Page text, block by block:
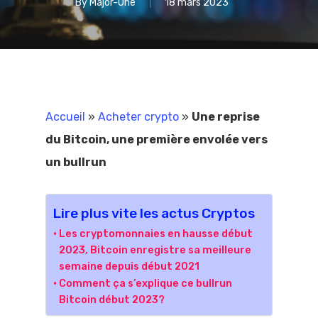
By Major-One 18 mars 2023
Accueil » Acheter crypto » Une reprise
du Bitcoin, une première envolée vers
un bullrun
Lire plus vite les actus Cryptos
Les cryptomonnaies en hausse début
2023, Bitcoin enregistre sa meilleure
semaine depuis début 2021
Comment ça s’explique ce bullrun
Bitcoin début 2023?